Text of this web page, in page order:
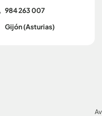
984 263 007
Gijón (Asturias)